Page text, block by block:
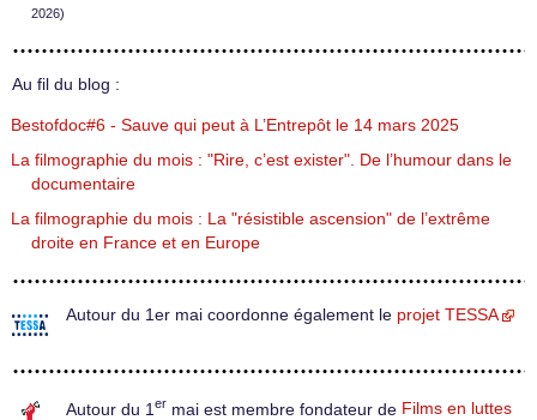
2026)
Au fil du blog :
Bestofdoc#6 - Sauve qui peut à L’Entrepôt le 14 mars 2025
La filmographie du mois : "Rire, c’est exister". De l’humour dans le
documentaire
La filmographie du mois : La "résistible ascension" de l’extrême
droite en France et en Europe
Autour du 1er mai coordonne également le projet TESSA
Autour du 1 er mai est membre fondateur de Films en luttes